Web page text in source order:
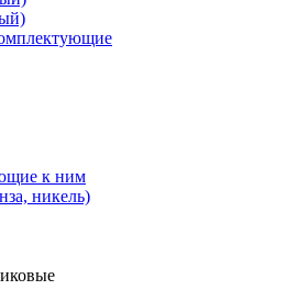
к ним
никель)